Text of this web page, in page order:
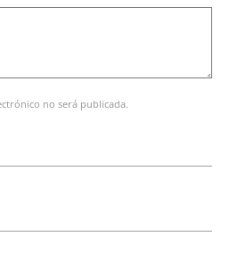
no será publicada.